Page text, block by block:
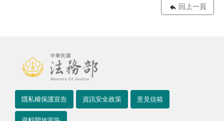
回上一頁
隱私權保護宣告 資訊安全政策 意見信箱